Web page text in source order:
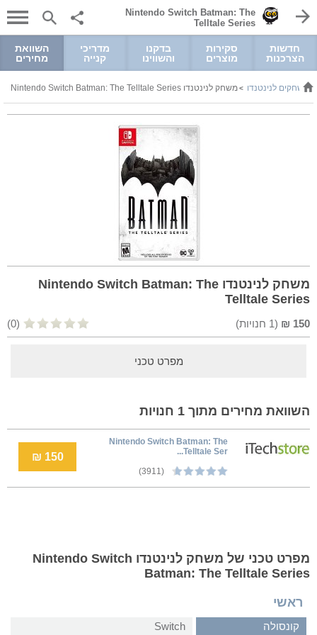
Nintendo Switch Batman: The
Telltale Series
חדשות
הצרכנות
סקירות
מוצרים
בדקנו
והשווינו
מדריכי
קנייה
השוואת
מחירים
> משחקים לנינטנדו >משחק לנינטנדו Nintendo Switch Batman: The Telltale Series
משחק לנינטנדו Nintendo Switch Batman: The
Telltale Series
150
₪
(
1 חנויות) (0)
מפרט טכני
השוואת מחירים מתוך 1 חנויות
Nintendo Switch Batman: The
Telltale Ser...
(3911)
150 ₪
מפרט טכני של משחק לנינטנדו Nintendo Switch
Batman: The Telltale Series
ראשי
קונסולה Switch